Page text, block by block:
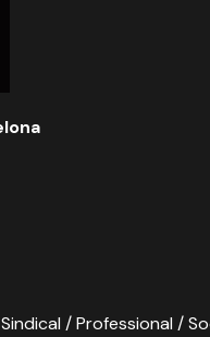
Sindical / Professional /